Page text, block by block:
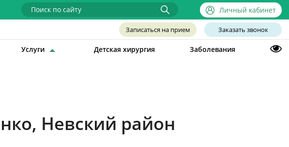
Личный кабинет
Записаться на прием Заказать звонок
Услуги Детская хирургия Заболевания
Невский район